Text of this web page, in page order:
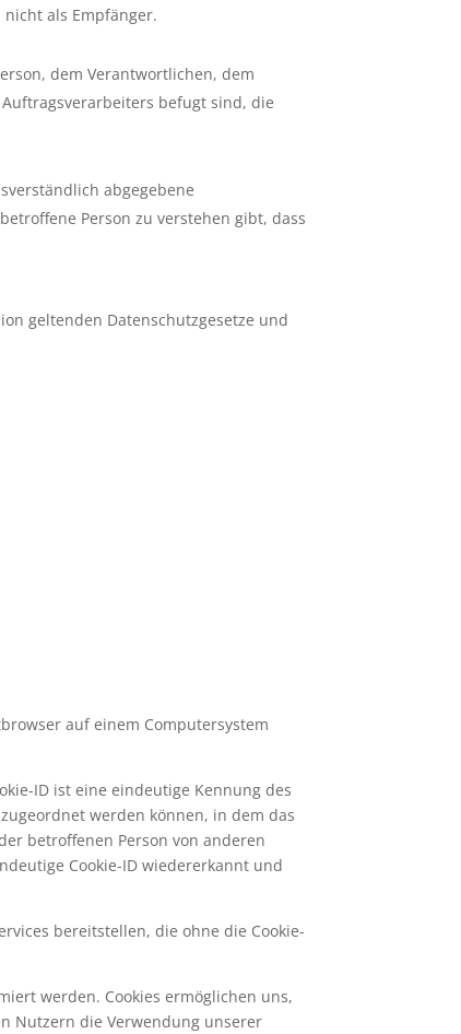
als Empfänger.
dem Verantwortlichen, dem
befugt sind, die
abgegebene
Person zu verstehen gibt, dass
geltenden Datenschutzgesetze und
auf einem Computersystem
ID ist eine eindeutige Kennung des
werden können, in dem das
betroffenen Person von anderen
Cookie-ID wiedererkannt und
bereitstellen, die ohne die Cookie-
werden. Cookies ermöglichen uns,
Nutzern die Verwendung unserer